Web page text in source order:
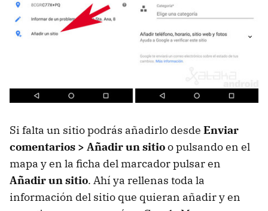
Si falta un sitio podrás añadirlo desde Enviar
comentarios > Añadir un sitioo pulsando en el
mapa y en la ficha del marcador pulsar en
Añadir un sitio. Ahí ya rellenas toda la
información del sitio que quieran añadir y en